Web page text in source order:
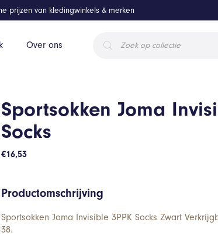
Over ons
zoeken
prijzen van kledingwinkels & merken
Sportsokken Joma
Socks
€16,53
Productomschrijving
Sportsokken Joma Invisible 3PPK Socks Zwart
38.